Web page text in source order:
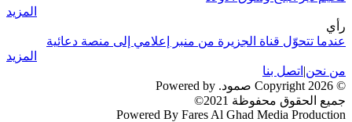
المزيد
رأي
عندما تتحوّل قناة الجزيرة من منبر إعلامي إلى منصة دعائية
المزيد
من نحن| اتصل بنا
© 2026 Copyright صمود. Powered by
جميع الحقوق محفوظة 2021©
Powered By Fares Al Ghad Media Production